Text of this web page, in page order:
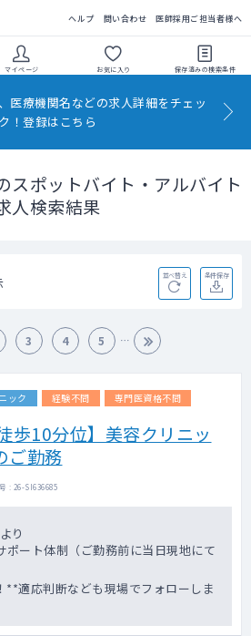
ヘルプ 問い合わせ 医師採用ご担当者様へ
マイページ お気に入り 保存済みの検索条件
医療機関名などの求人詳細をチェッ
ク！登録はこちら
スポットバイト・アルバイト
人検索結果
並べ替え 条件保存
3 4 5
ック 経験不問 専門医資格不問
歩10分位】美容クリニッ
ご勤務
: 26-SI636685
り
ポート体制（ご勤務前に当日現地にて
適応判断なども現場でフォローしま